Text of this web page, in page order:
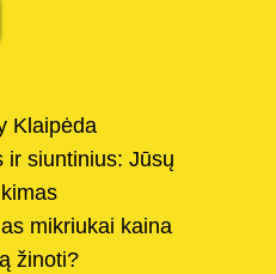
Klaipėda
ir siuntinius: Jūsų
mikriukai kaina
žinoti?